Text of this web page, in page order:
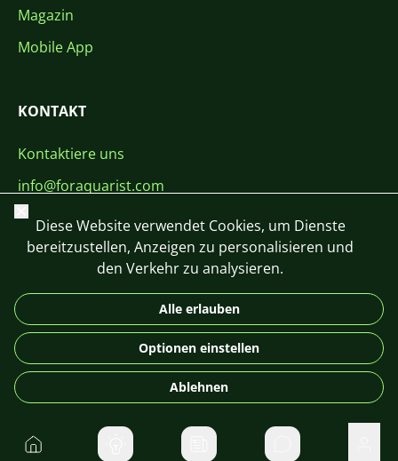
Magazin
Mobile App
KONTAKT
Kontaktiere uns
info@foraquarist.com
+420 603 449 602
DE
© 2026 For Aquarist
Startseite
Schließen
Diese Website verwendet Cookies, um Dienste
bereitzustellen, Anzeigen zu personalisieren und
den Verkehr zu analysieren.
Alle erlauben
Optionen einstellen
Ablehnen